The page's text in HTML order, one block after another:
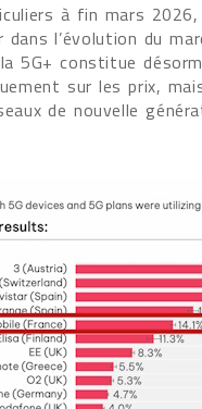
à fin mars
l’évolution du
5G+ constitue
sur les prix,
de nouvelle